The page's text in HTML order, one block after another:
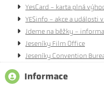
YesCard - karta plná
YESinfo - akce a události
Jdeme na běžky -
Jeseníky Film Office
Jeseníky Convention
Informace